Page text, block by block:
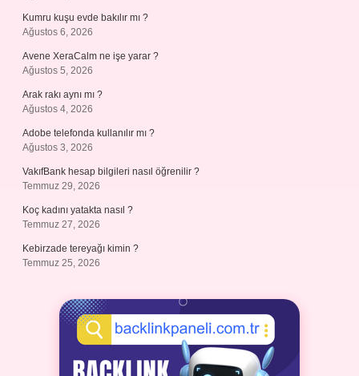
Kumru kuşu evde bakılır mı ?
Ağustos 6, 2026
Avene XeraCalm ne işe yarar ?
Ağustos 5, 2026
Arak rakı aynı mı ?
Ağustos 4, 2026
Adobe telefonda kullanılır mı ?
Ağustos 3, 2026
VakıfBank hesap bilgileri nasıl öğrenilir ?
Temmuz 29, 2026
Koç kadını yatakta nasıl ?
Temmuz 27, 2026
Kebirzade tereyağı kimin ?
Temmuz 25, 2026